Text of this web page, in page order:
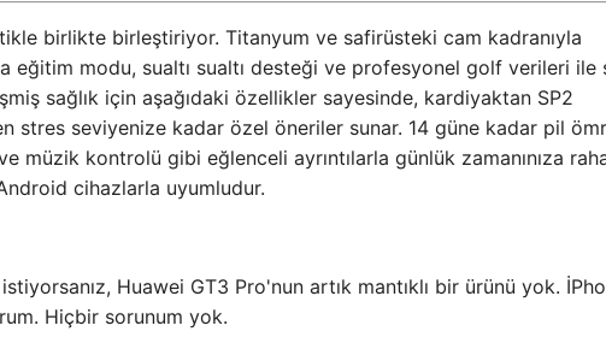
birlikte birleştiriyor. Titanyum ve safirüsteki cam kadranıyla
eğitim modu, sualtı sualtı desteği ve profesyonel golf verileri ile
sağlık için aşağıdaki özellikler sayesinde, kardiyaktan SP2
stres seviyenize kadar özel öneriler sunar. 14 güne kadar pil
müzik kontrolü gibi eğlenceli ayrıntılarla günlük zamanınıza
cihazlarla uyumludur.
Huawei GT3 Pro'nun artık mantıklı bir ürünü yok.
Hiçbir sorunum yok.